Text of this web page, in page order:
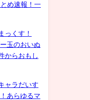
め速報！一
っくす！
玉のおいぬ
からおもし
ャラだいす
あらゆるマ